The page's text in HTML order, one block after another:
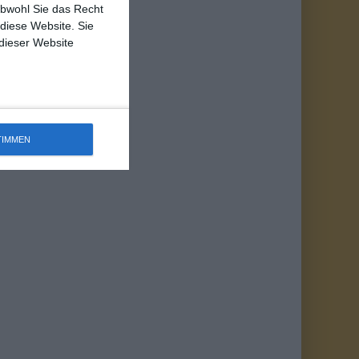
Sie das Recht
Website. Sie
Website